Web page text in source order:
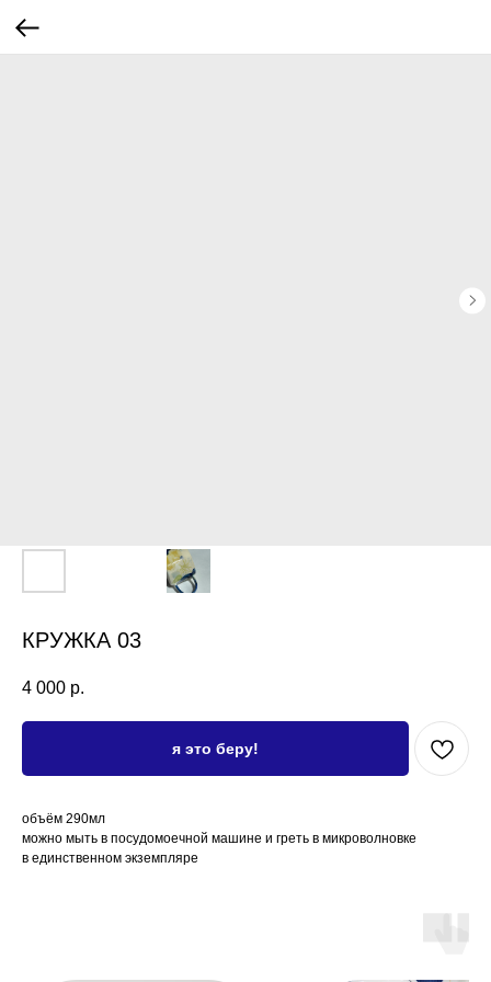
КРУЖКА 03
4 000 р.
я это беру!
объём 290мл
можно мыть в посудомоечной машине и греть в микроволновке
в единственном экземпляре